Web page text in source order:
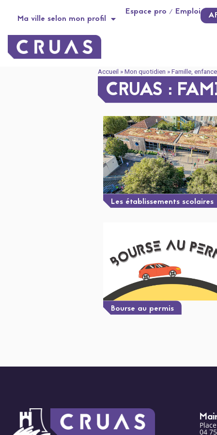
Ma ville selon mon profil
Espace pro / Emploi
Accueil »Mon quotidien »Famille,
CRUAS :
Les établissements scolaires
Bourse au permis
04